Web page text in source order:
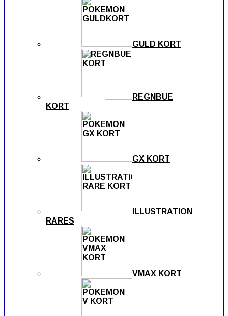
GULD KORT
REGNBUE
KORT
GX KORT
ILLUSTRATION
RARES
VMAX KORT